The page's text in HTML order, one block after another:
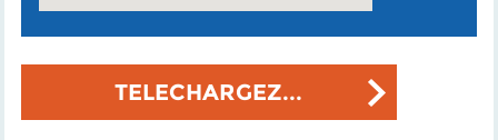
TELECHARGEZ...